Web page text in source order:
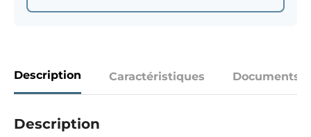
Description Caractéristiques Documents
Description